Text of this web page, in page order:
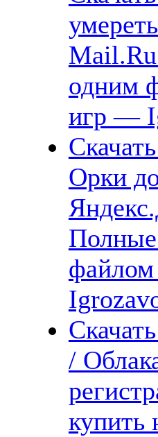
Mail.Ru
одним
игр —
Орки
Полные
файлом
/